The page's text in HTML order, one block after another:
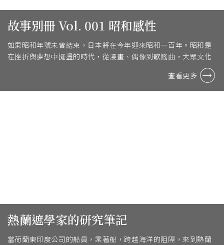
故事別冊 Vol. 001 昭和感性
如果昭和年號未曾結束，日本將在今年迎來昭和一百年。昭和是
在挫折與夢想中擺盪的時代，從漫畫、偶像到歌謠曲，大眾文化
查看更多
熱蘭遮學家的研究筆記
當荷蘭東印度公司的船員，乘著船，跨越海洋的阻隔，來到熱蘭